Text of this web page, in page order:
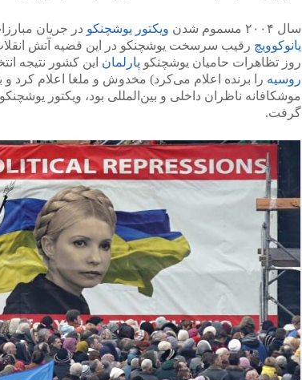
سال ۲۰۰۴ مسموم شدن ویکتور یوشچنکو در جریان
یانوکوویچ
روز تظاهرات حامیان یوشچنکو پارلمان این کشور نتیجه
روسیه را برنده اعلام می‌کرد) مخدوش و ملغا اعلام کرد و
گرفت.